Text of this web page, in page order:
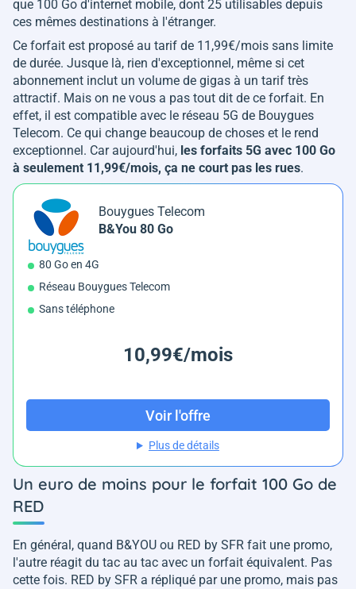
que 100 Go d'internet mobile, dont 25 utilisables depuis
ces mêmes destinations à l'étranger.
Ce forfait est proposé au tarif de 11,99€/mois sans limite
de durée. Jusque là, rien d'exceptionnel, même si cet
abonnement inclut un volume de gigas à un tarif très
attractif. Mais on ne vous a pas tout dit de ce forfait. En
effet, il est compatible avec le réseau 5G de Bouygues
Telecom. Ce qui change beaucoup de choses et le rend
exceptionnel. Car aujourd'hui, les forfaits 5G avec 100 Go
à seulement 11,99€/mois, ça ne court pas les rues.
Bouygues Telecom
B&You 80 Go
80 Go en 4G
Réseau Bouygues Telecom
Sans téléphone
10,99€/mois
Voir l'offre
Plus de détails
Un euro de moins pour le forfait 100 Go de
RED
En général, quand B&YOU ou RED by SFR fait une promo,
l'autre réagit du tac au tac avec un forfait équivalent. Pas
cette fois. RED by SFR a répliqué par une promo, mais pas